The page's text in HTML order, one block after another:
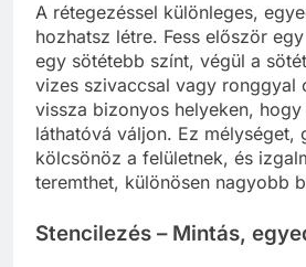
A rétegezéssel különleges,
hozhatsz létre. Fess először
egy sötétebb színt, végül a
vizes szivaccsal vagy ronggyal
vissza bizonyos helyeken,
láthatóvá váljon. Ez mélységet,
kölcsönöz a felületnek, és
teremthet, különösen nagyobb
Stencilezés – Mintás,